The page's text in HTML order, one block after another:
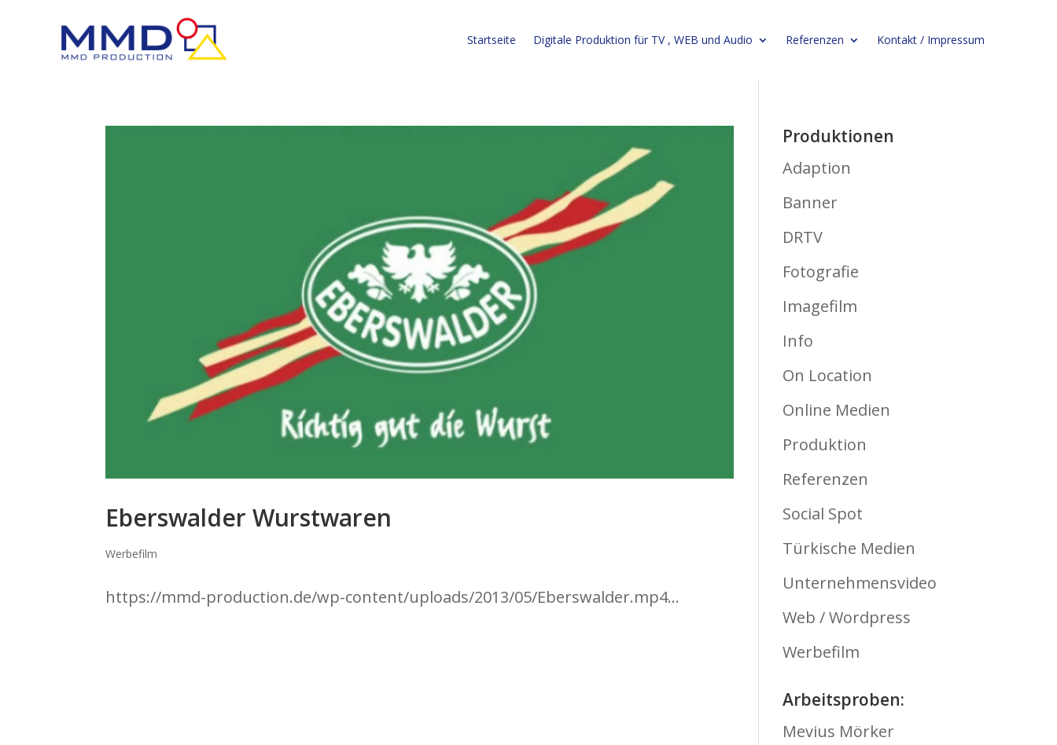
Startseite Digitale Produktion für TV , WEB und Audio Referenzen Kontakt / Impressum
Eberswalder Wurstwaren
Werbefilm
https://mmd-production.de/wp-content/uploads/2013/05/Eberswalder.mp4...
Produktionen
Adaption
Banner
DRTV
Fotografie
Imagefilm
Info
On Location
Online Medien
Produktion
Referenzen
Social Spot
Türkische Medien
Unternehmensvideo
Web / Wordpress
Werbefilm
Arbeitsproben:
Mevius Mörker